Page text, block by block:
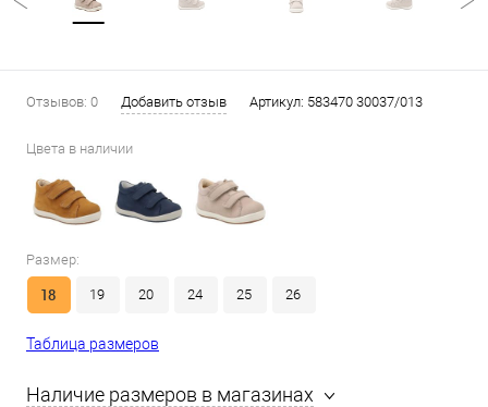
Отзывов: 0 Добавить отзыв Артикул: 583470 30037/013
Цвета в наличии
Размер:
18 19 20 24 25 26
Таблица размеров
Наличие размеров в магазинах